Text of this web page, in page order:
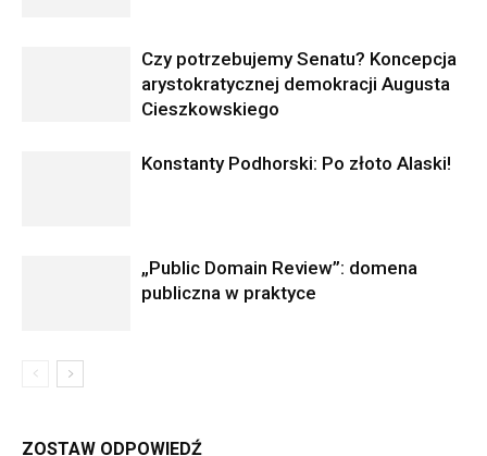
Czy potrzebujemy Senatu? Koncepcja
arystokratycznej demokracji Augusta
Cieszkowskiego
Konstanty Podhorski: Po złoto Alaski!
„Public Domain Review”: domena
publiczna w praktyce
ZOSTAW ODPOWIEDŹ